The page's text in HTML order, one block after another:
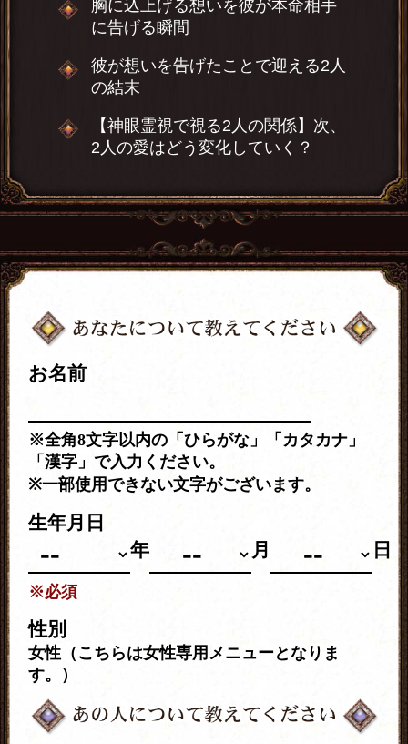
胸に込上げる想いを彼が本命相手
に告げる瞬間
彼が想いを告げたことで迎える2人
の結末
【神眼霊視で視る2人の関係】次、
2人の愛はどう変化していく？
お名前
※全角8文字以内の「ひらがな」「カタカナ」
「漢字」で入力ください。
※一部使用できない文字がございます。
生年月日
年
月 日
※必須
性別
女性（こちらは女性専用メニューとなりま
す。）